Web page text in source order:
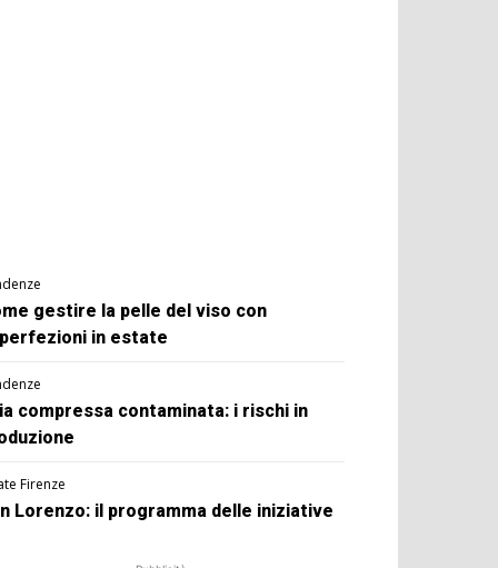
gestire la pelle del viso con
in estate
compressa contaminata: i rischi in
Firenze
Lorenzo: il programma delle iniziative